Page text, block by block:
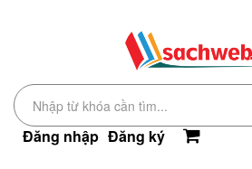
Đăng nhập Đăng ký